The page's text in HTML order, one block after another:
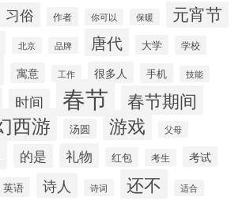
习俗 作者 你可以 保暖 元宵节
北京 品牌 唐代 大学 学校
寓意 工作 很多人 手机 技能
时间 春节 春节期间
西游 汤圆 游戏 父母
的是 礼物 红包 考生 考试
英语 诗人 诗词 还不 适合